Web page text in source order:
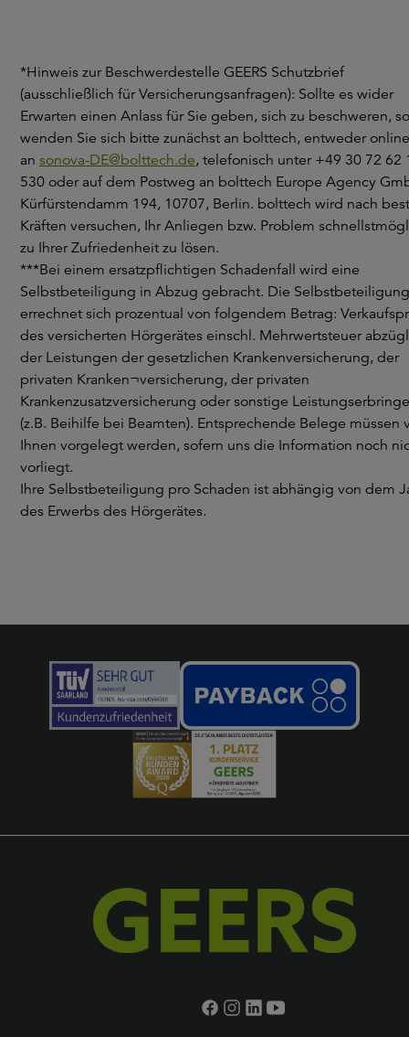
*Hinweis zur Beschwerdestelle GEERS Schutzbrief
(ausschließlich für Versicherungsanfragen): Sollte es wider
Erwarten einen Anlass für Sie geben, sich zu beschweren, so
wenden Sie sich bitte zunächst an bolttech, entweder online
an sonova-DE@bolttech.de, telefonisch unter +49 30 72 62
530 oder auf dem Postweg an bolttech Europe Agency
Kürfürstendamm 194, 10707, Berlin. bolttech wird nach
Kräften versuchen, Ihr Anliegen bzw. Problem
zu Ihrer Zufriedenheit zu lösen.
***Bei einem ersatzpflichtigen Schadenfall wird eine
Selbstbeteiligung in Abzug gebracht. Die Selbstbeteiligung
errechnet sich prozentual von folgendem Betrag:
des versicherten Hörgerätes einschl. Mehrwertsteuer
der Leistungen der gesetzlichen Krankenversicherung, der
privaten Kranken¬versicherung, der privaten
Krankenzusatzversicherung oder sonstige
(z.B. Beihilfe bei Beamten). Entsprechende Belege müssen
Ihnen vorgelegt werden, sofern uns die Information noch
vorliegt.
Ihre Selbstbeteiligung pro Schaden ist abhängig von dem
des Erwerbs des Hörgerätes.